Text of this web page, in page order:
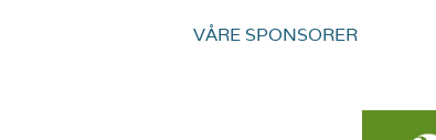
VÅRE SPONSORER